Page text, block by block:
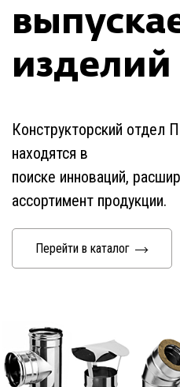
изделий
Конструкторский отдел
находятся в
поиске инноваций,
ассортимент продукции.
Перейти в каталог